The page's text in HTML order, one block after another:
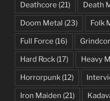
Deathcore (21) Death
Doom Metal (23) Folk
Full Force (16)
Hard Rock (17) Heavy
Horrorpunk (12)
Iron Maiden (21)